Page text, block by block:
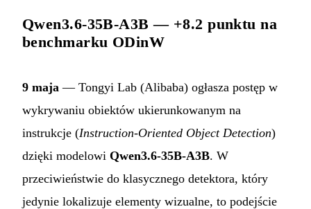
Qwen3.6-35B-A3B — +8.2 punktu na
benchmarku ODinW
9 maja — Tongyi Lab (Alibaba) ogłasza postęp w
wykrywaniu obiektów ukierunkowanym na
instrukcje (Instruction-Oriented Object Detection)
dzięki modelowi Qwen3.6-35B-A3B. W
przeciwieństwie do klasycznego detektora, który
jedynie lokalizuje elementy wizualne, to podejście